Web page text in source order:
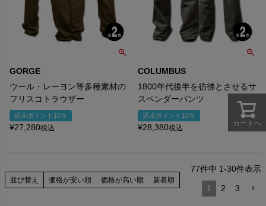
GORGE
ウール・レーヨン等多種素材の
フリスコトラウザー
週末ポイント10％
¥27,280税込
COLUMBUS
1800年代後半を彷彿とさせるサ
スペンダーパンツ
週末ポイント10％
¥28,380税込
並び替え 価格が安い順 価格が高い順 新着順
77件中 1-30件表示
1 2 3
カートへ